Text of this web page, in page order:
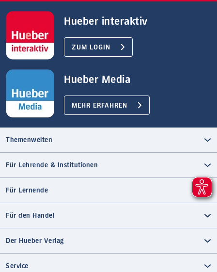
Hueber interaktiv
ZUM LOGIN
Hueber Media
MEHR ERFAHREN
Themenwelten
Für Lehrende & Institutionen
Für Lernende
Für den Handel
Der Hueber Verlag
Service